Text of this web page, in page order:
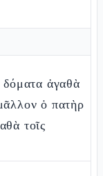
δόματα ἀγαθὰ
ὁ πατὴρ
τοῖς